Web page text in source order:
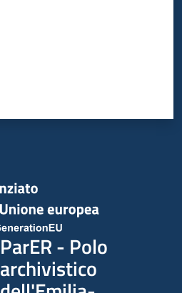
ParER - Polo
archivistico